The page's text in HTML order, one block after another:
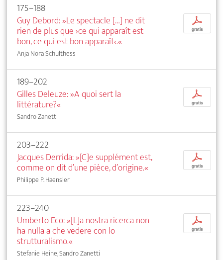
175–188
Guy Debord: »Le spectacle […] ne dit
rien de plus que ›ce qui apparaît est
bon, ce qui est bon apparaît‹.«
Anja Nora Schulthess
p
gratis
189–202
Gilles Deleuze: »A quoi sert la
littérature?«
Sandro Zanetti
p
gratis
203–222
Jacques Derrida: »[C]e supplément est,
comme on dit d’une pièce, d’origine.«
Philippe P. Haensler
p
gratis
223–240
Umberto Eco: »[L]a nostra ricerca non
ha nulla a che vedere con lo
strutturalismo.«
Stefanie Heine, Sandro Zanetti
p
gratis